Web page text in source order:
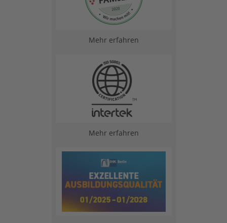
Mehr erfahren
Mehr erfahren